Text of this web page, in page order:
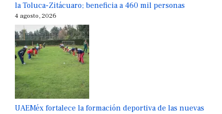
la Toluca-Zitácuaro; beneficia a 460 mil personas
4 agosto, 2026
UAEMéx fortalece la formación deportiva de las nuevas